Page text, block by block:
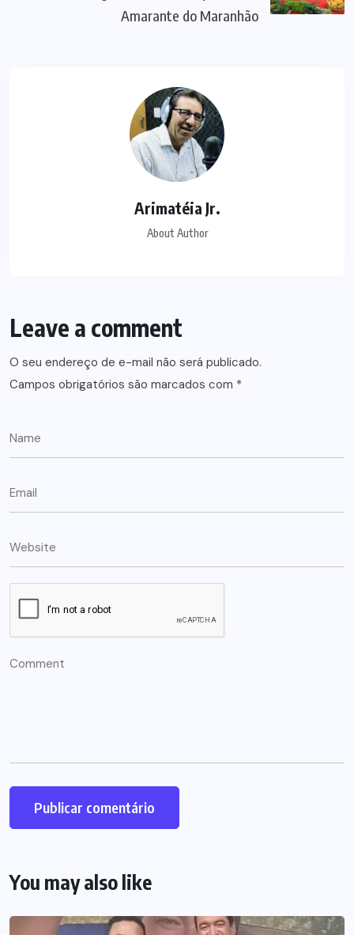
Amarante do Maranhão
Arimatéia Jr.
About Author
Leave a comment
O seu endereço de e-mail não será publicado.
Campos obrigatórios são marcados com *
You may also like